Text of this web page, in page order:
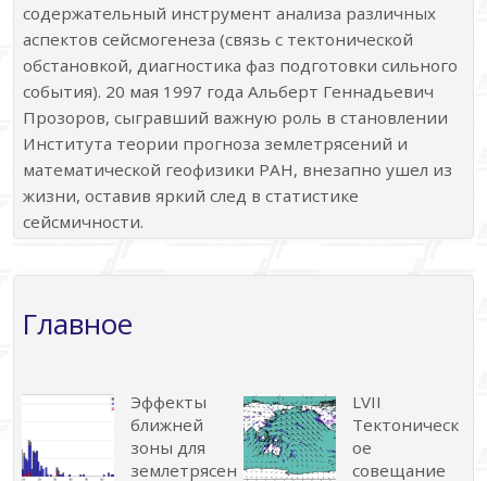
содержательный инструмент анализа различных
аспектов сейсмогенеза (связь с тектонической
обстановкой, диагностика фаз подготовки сильного
события). 20 мая 1997 года Альберт Геннадьевич
Прозоров, сыгравший важную роль в становлении
Института теории прогноза землетрясений и
математической геофизики РАН, внезапно ушел из
жизни, оставив яркий след в статистике
сейсмичности.
Главное
Эффекты
ближней
зоны для
землетрясен
LVII
Тектоническ
ое
совещание